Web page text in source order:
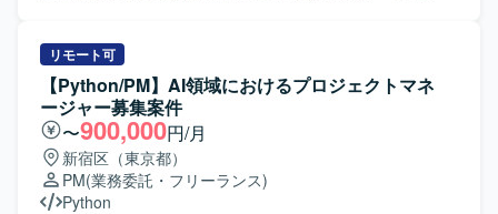
ています。元エンジニアまたはエンジニアと密にプロダク
ト・システム開発のPMをされてきた方が望ましいです。開
発部署以外のステークホルダーとのコミュニケーションの
経験があり、AI利活用に興味・関心を持ち実務でも取り組
んでいる方を歓迎いたします。現状に甘えず自ら課題を設
定し、関係者を巻き込み主体的に改善へと導ける方、常に
自身のスタンスを持ち考えを周囲に共有できる方、相手の
期待値を理解し丁寧なコミュニケーションでステークホル
顧客やパートナー企業へのヒアリングを通じて潜在的課題
を抽出・構造化し、業務プロセスを詳細に分解した上でAI
エージェント化に向けた要件定義・仕様策定を行います。
AI実行ログや品質KPIに基づき、プロダクトおよび運用の改
善サイクルを設計・実行していただきます。エンジニアや
デザイナーと連携しながらプロダクトの機能企画や開発デ
ィレクションを行い、展示会や商談を通じて得られた顧客
フィードバックをプロダクトへ反映していただきます。
リモート可
【Python/PM】AI領域におけるプロジェクトマネ
ージャー募集案件
〜900,000円/月
新宿区（東京都）
PM(業務委託・フリーランス)
Python